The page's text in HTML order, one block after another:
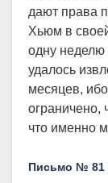
дают права
Хьюм в
одну неделю
удалось
месяцев,
ограничено,
что именно
Письмо № 81